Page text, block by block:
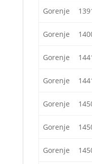
Gorenje
Gorenje
Gorenje
Gorenje
Gorenje
Gorenje
Gorenje